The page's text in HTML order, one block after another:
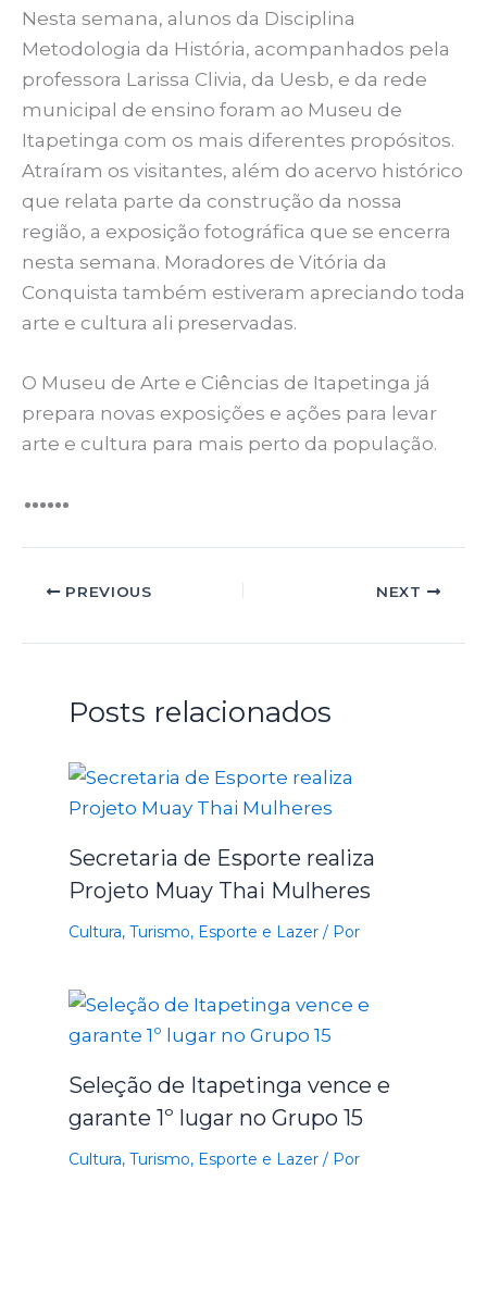
Nesta semana, alunos da Disciplina
Metodologia da História, acompanhados pela
professora Larissa Clivia, da Uesb, e da rede
municipal de ensino foram ao Museu de
Itapetinga com os mais diferentes propósitos.
Atraíram os visitantes, além do acervo histórico
que relata parte da construção da nossa
região, a exposição fotográfica que se encerra
nesta semana. Moradores de Vitória da
Conquista também estiveram apreciando toda
arte e cultura ali preservadas.
O Museu de Arte e Ciências de Itapetinga já
prepara novas exposições e ações para levar
arte e cultura para mais perto da população.
PREVIOUS NEXT
Posts relacionados
Secretaria de Esporte realiza
Projeto Muay Thai Mulheres
Cultura, Turismo, Esporte e Lazer/ Por
Seleção de Itapetinga vence e
garante 1º lugar no Grupo 15
Cultura, Turismo, Esporte e Lazer/ Por